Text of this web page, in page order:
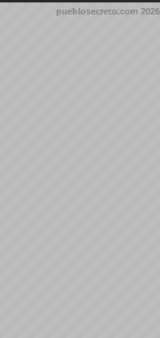
pueblosecreto.com 2026